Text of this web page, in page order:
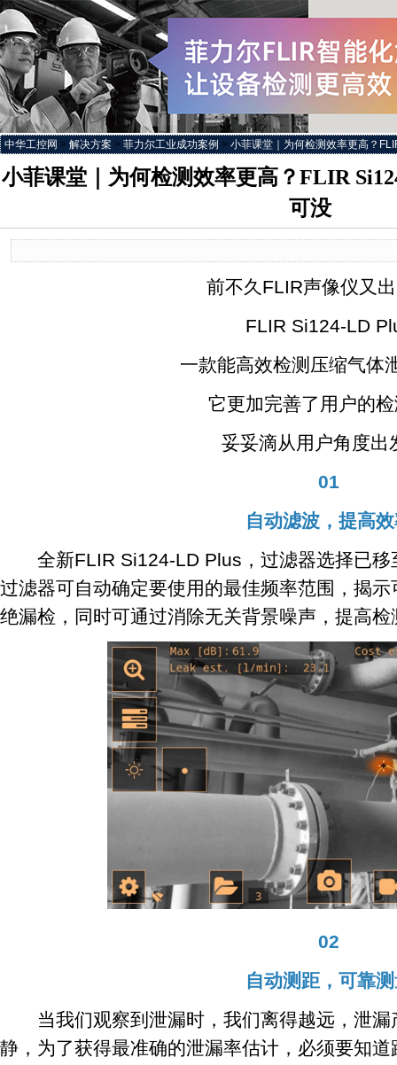
中华工控网 > 解决方案 > 菲力尔工业成功案例 > 小菲课堂｜为何检测效率更高？
小菲课堂｜为何检测效率更高？FLIR
可没
前不久FLIR声像仪又出
FLIR Si124-LD
一款能高效检测压缩气体
它更加完善了用户的检
妥妥滴从用户角度出
01
自动滤波，提高效
全新FLIR Si124-LD Plus，过滤器选择已移
过滤器可自动确定要使用的最佳频率范围，揭
绝漏检，同时可通过消除无关背景噪声，提高检
02
自动测距，可靠测
当我们观察到泄漏时，我们离得越远，泄漏
静，为了获得最准确的泄漏率估计，必须要知